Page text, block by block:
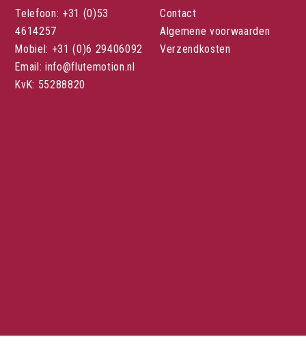
Telefoon: +31 (0)53
4614257
Mobiel: +31 (0)6 29406092
Email: info@flutemotion.nl
KvK: 55288820
Contact
Algemene voorwaarden
Verzendkosten